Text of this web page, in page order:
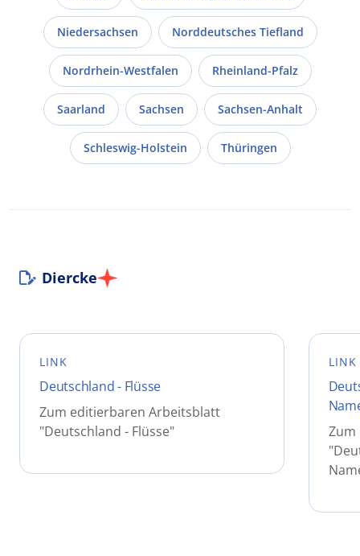
Niedersachsen Norddeutsches Tiefland
Nordrhein-Westfalen Rheinland-Pfalz
Saarland Sachsen Sachsen-Anhalt
Schleswig-Holstein Thüringen
Diercke
LINK
Deutschland - Flüsse
Zum editierbaren Arbeitsblatt
"Deutschland - Flüsse"
LINK